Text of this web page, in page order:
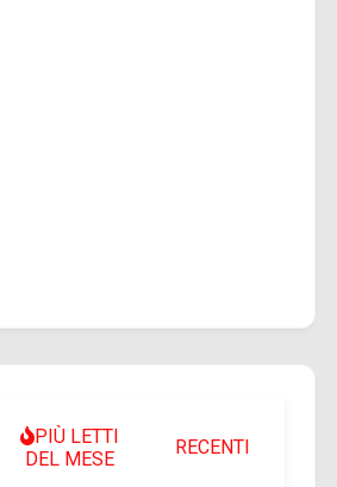
PIÙ LETTI
DEL MESE
RECENTI